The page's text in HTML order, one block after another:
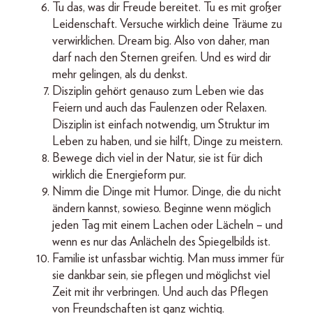
Tu das, was dir Freude bereitet. Tu es mit großer
Leidenschaft. Versuche wirklich deine Träume zu
verwirklichen. Dream big. Also von daher, man
darf nach den Sternen greifen. Und es wird dir
mehr gelingen, als du denkst.
Disziplin gehört genauso zum Leben wie das
Feiern und auch das Faulenzen oder Relaxen.
Disziplin ist einfach notwendig, um Struktur im
Leben zu haben, und sie hilft, Dinge zu meistern.
Bewege dich viel in der Natur, sie ist für dich
wirklich die Energieform pur.
Nimm die Dinge mit Humor. Dinge, die du nicht
ändern kannst, sowieso. Beginne wenn möglich
jeden Tag mit einem Lachen oder Lächeln – und
wenn es nur das Anlächeln des Spiegelbilds ist.
Familie ist unfassbar wichtig. Man muss immer für
sie dankbar sein, sie pflegen und möglichst viel
Zeit mit ihr verbringen. Und auch das Pflegen
von Freundschaften ist ganz wichtig.